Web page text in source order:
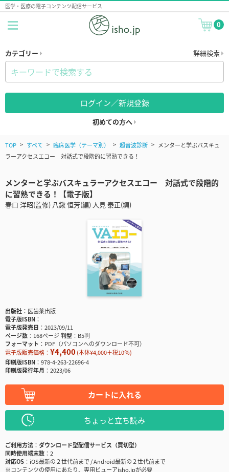
医学・医療の電子コンテンツ配信サービス
0
カテゴリー 詳細検索
ログイン／新規登録
初めての方へ
TOP すべて 臨床医学（テーマ別） 超音波診断
メンターと学ぶバスキュ
ラーアクセスエコー 対話式で段階的に習熟できる！
メンターと学ぶバスキュラーアクセスエコー 対話式で段階的
に習熟できる！【電子版】
春口 洋昭(監修) 八鍬 恒芳(編) 人見 泰正(編)
出版社
医歯薬出版
電子版ISBN
電子版発売日
2023/09/11
ページ数
168ページ判型
B5判
フォーマット
PDF（パソコンへのダウンロード不可）
電子版販売価格： ¥4,400(本体¥4,000＋税10％)
印刷版ISBN
978-4-263-22696-4
印刷版発行年月
2023/06
カートに入れる
ちょっと立ち読み
ご利用方法
ダウンロード型配信サービス（買切型）
同時使用端末数
2
対応OS
iOS最新の２世代前まで / Android最新の２世代前まで
※コンテンツの使用にあたり、専用ビューアisho.jpが必要